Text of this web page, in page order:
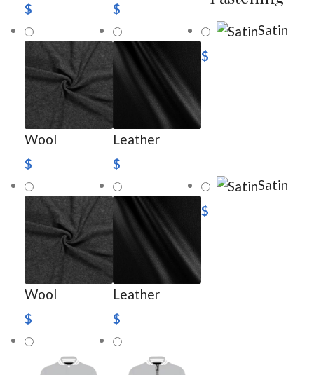
$
$
Wool
$
Leather
$
Satin
$
Wool
$
Leather
$
Satin
$